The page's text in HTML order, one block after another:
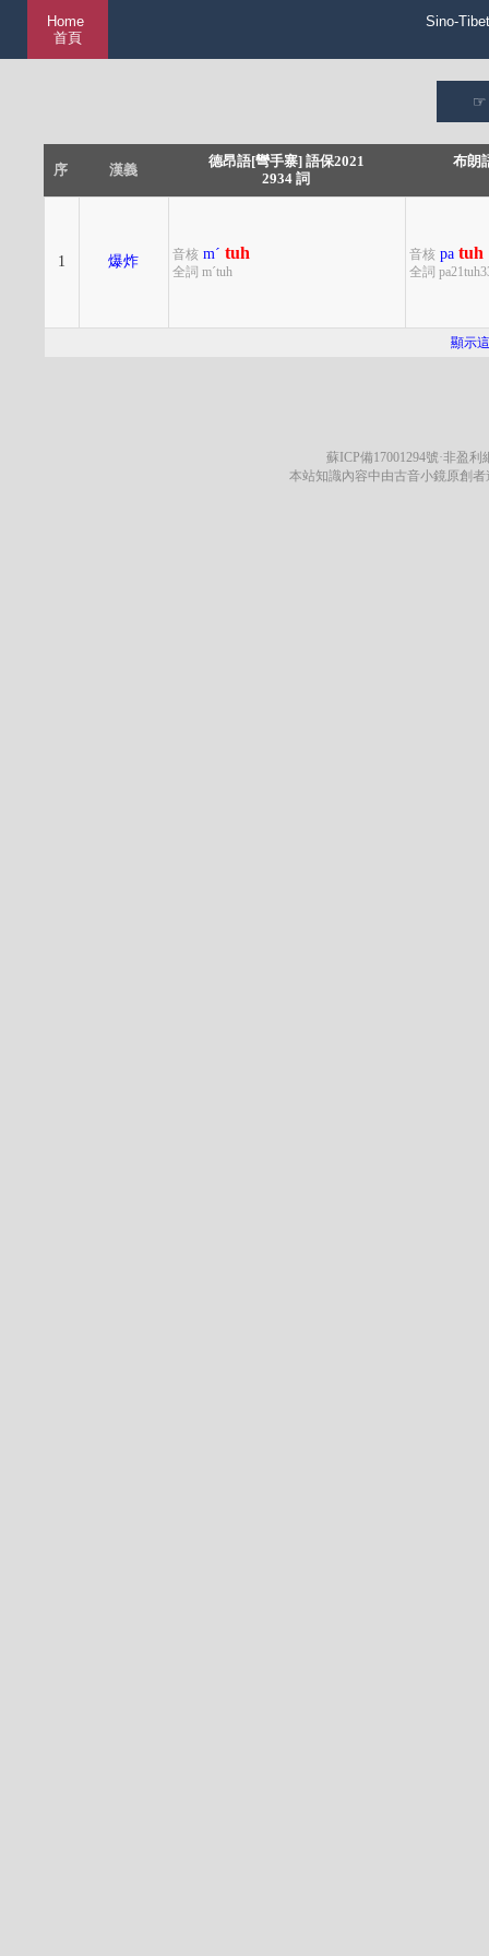
Home
首頁
Sino-
序 漢義
德昂語[彎手寨] 語保2021
2934 詞
布朗
1 爆炸 音核 mˊ tuh
全詞 mˊtuh
音核 pa tuh
全詞
顯示
蘇ICP備17001294號·非盈利
本站知識內容中由古音小鏡原創